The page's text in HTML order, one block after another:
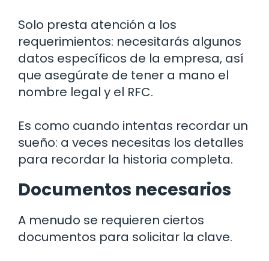
Solo presta atención a los
requerimientos: necesitarás algunos
datos específicos de la empresa, así
que asegúrate de tener a mano el
nombre legal y el RFC.
Es como cuando intentas recordar un
sueño: a veces necesitas los detalles
para recordar la historia completa.
Documentos necesarios
A menudo se requieren ciertos
documentos para solicitar la clave.